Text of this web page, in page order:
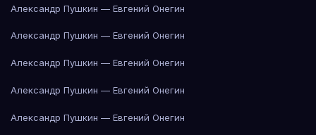
Александр Пушкин — Евгений Онегин
Александр Пушкин — Евгений Онегин
Александр Пушкин — Евгений Онегин
Александр Пушкин — Евгений Онегин
Александр Пушкин — Евгений Онегин